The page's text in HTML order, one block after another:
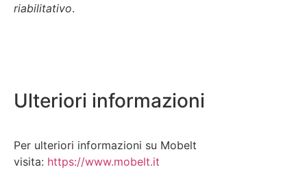
riabilitativo.
Ulteriori informazioni
Per ulteriori informazioni su Mobelt
visita: https://www.mobelt.it